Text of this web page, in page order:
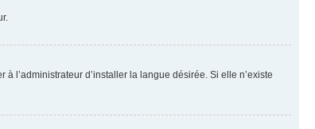
l’administrateur d’installer la langue désirée. Si elle n’existe